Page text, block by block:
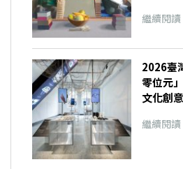
繼續閱讀
2026臺
零位元
文化創意
繼續閱讀